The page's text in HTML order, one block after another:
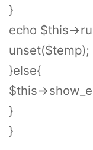
}
echo $this-
unset($temp);
}else{
$this-
}
}